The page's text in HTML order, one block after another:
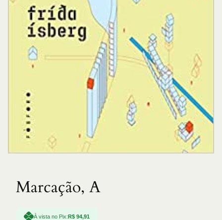
Marcação, A
À vista no Pix:R$ 94,91